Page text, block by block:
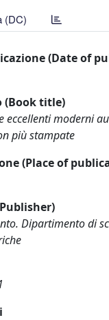
(DC)
(Date of
(Book title)
eccellenti moderni
più stampate
(Place of
Dipartimento di